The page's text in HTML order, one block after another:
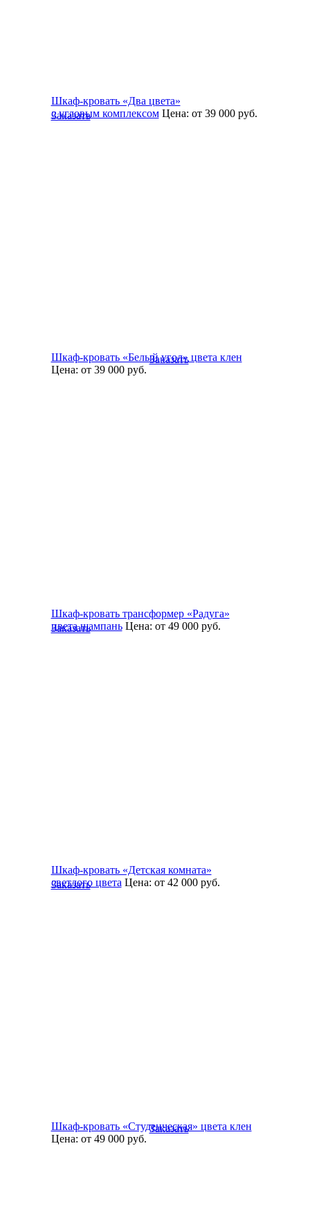
Шкаф-кровать «Два цвета»
с угловым комплексом Цена: от 39 000руб.
Заказать
Шкаф-кровать «Белый угол» цвета клен
Цена: от 39 000руб.
Заказать
Шкаф-кровать трансформер «Радуга»
цвета шампань Цена: от 49 000руб.
Заказать
Шкаф-кровать «Детская комната»
светлого цвета Цена: от 42 000руб.
Заказать
Шкаф-кровать «Студенческая» цвета клен
Цена: от 49 000руб.
Заказать